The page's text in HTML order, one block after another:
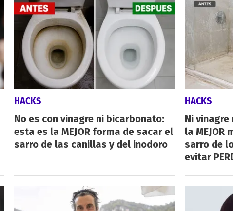
HACKS
No es con vinagre ni bicarbonato:
esta es la MEJOR forma de sacar el
sarro de las canillas y del inodoro
HACKS
Ni
la MEJOR
sarro de
evitar